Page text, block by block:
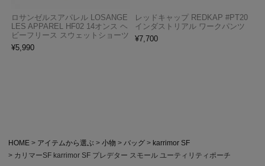
ロサンゼルスアパレル LOSANGE
LES APPAREL HF02 14オンス ヘ
ビーフリース スウェットショーツ
¥5,990
レッドキャップ REDKAP #PT20
インダストリアル ワークパンツ
¥7,700
HOME アイテムから選ぶ 小物 バッグ
karrimor SF
カリマーSF karrimor SF プレデター スモール ユーティリティポーチ